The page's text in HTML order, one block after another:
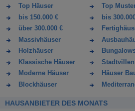
Top Häuser
Top
bis 150.000 €
bis
über 300.000 €
Massivhäuser
Holzhäuser
Klassische Häuser
Stadtvillen
Moderne Häuser
Häuser
Blockhäuser
HAUSANBIETER DES MONATS